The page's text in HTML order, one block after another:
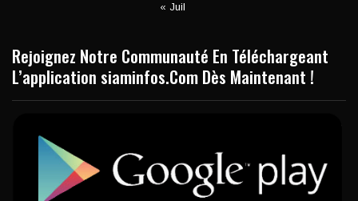
« Juil
Rejoignez Notre Communauté En Téléchargeant
L’application siaminfos.Com Dès Maintenant !